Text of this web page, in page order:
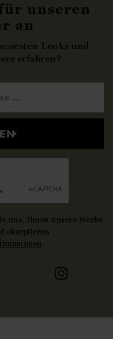
unseren
an
Looks und
erfahren?
uns, Ihnen unsere Werbe
akzeptieren
.